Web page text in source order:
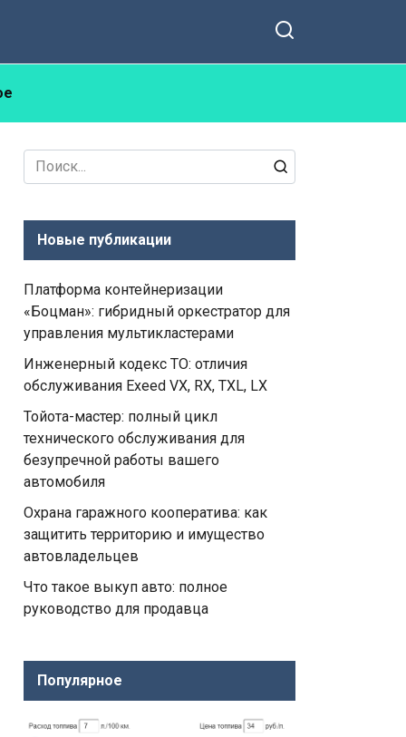
Search
for:
Новые публикации
Платформа контейнеризации
«Боцман»: гибридный оркестратор для
управления мультикластерами
Инженерный кодекс ТО: отличия
обслуживания Exeed VX, RX, TXL, LX
Тойота-мастер: полный цикл
технического обслуживания для
безупречной работы вашего
автомобиля
Охрана гаражного кооператива: как
защитить территорию и имущество
автовладельцев
Что такое выкуп авто: полное
руководство для продавца
Популярное